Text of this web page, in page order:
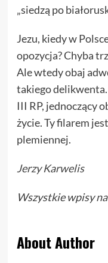
„siedzą po
Jezu, kiedy w
opozycja? Chyba
Ale wtedy obaj
takiego
III RP, jednoczący
życie. Ty filarem
plemiennej.
Jerzy Karwelis
Wszystkie wpisy
About Author